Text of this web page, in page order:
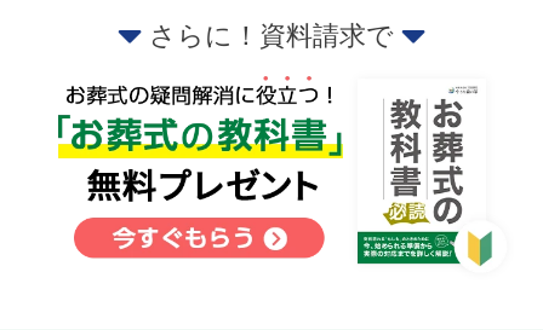
さらに！資料請求で